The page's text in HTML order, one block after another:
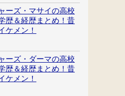
ーズ・マサイの高校
歴＆経歴まとめ！昔
ケメン！
ーズ・ダーマの高校
歴＆経歴まとめ！昔
ケメン！